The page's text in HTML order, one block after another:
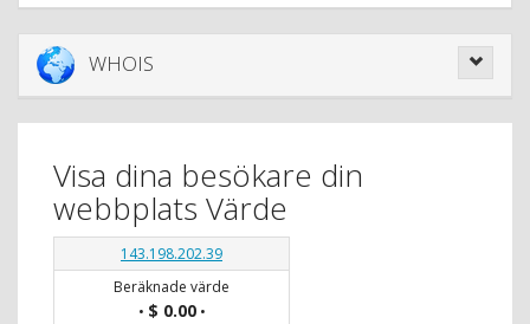
WHOIS
Visa dina besökare din
webbplats Värde
143.198.202.39
Beräknade värde
• $ 0.00•